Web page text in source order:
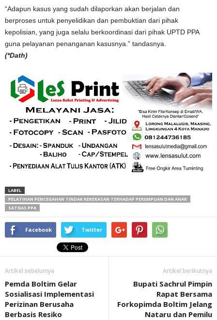
“Adapun kasus yang sudah dilaporkan akan berjalan dan
berproses untuk penyelidikan dan pembuktian dari pihak
kepolisian, yang juga selalu berkoordinasi dari pihak UPTD PPA
guna pelayanan penanganan kasusnya.” tandasnya.
(*Dath)
LABEL
PELATIHAN PENCEGAHAN TINDAK KEKERASAN TERHADAP PEREMPUAN DAN ANAK
SATGAS PPA
Facebook Twitter
Artikel sebelumya
Pemda Boltim Gelar
Sosialisasi Implementasi
Perizinan Berusaha
Berbasis Resiko
Artikel berikutnya
Bupati Sachrul Pimpin
Rapat Bersama
Forkopimda Boltim Jelang
Nataru dan Pemilu